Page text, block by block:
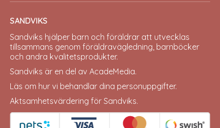
SANDVIKS
Sandviks hjälper barn och föräldrar att utvecklas
tillsammans genom föräldravägledning, barnböcker
och andra kvalitetsprodukter.
Sandviks är en del av AcadeMedia.
Läs om hur vi behandlar dina personuppgifter.
Aktsamhetsvärdering för Sandviks.